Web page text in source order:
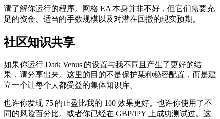
请了解你运行的程序。网格 EA 本身并非不好，但它们需要充
足的资金、适当的手数规模以及对潜在回撤的现实预期。
社区知识共享
如果你运行 Dark Venus 的设置与我不同且产生了更好的结
果，请分享出来。这里的目的不是保护某种秘密配置，而是建
立一个让每个人都受益的集体知识库。
也许你发现 75 的止盈比我的 100 效果更好。也许你使用了不
同的风险百分比。或者你已经在 GBP/JPY 上成功测试过。这